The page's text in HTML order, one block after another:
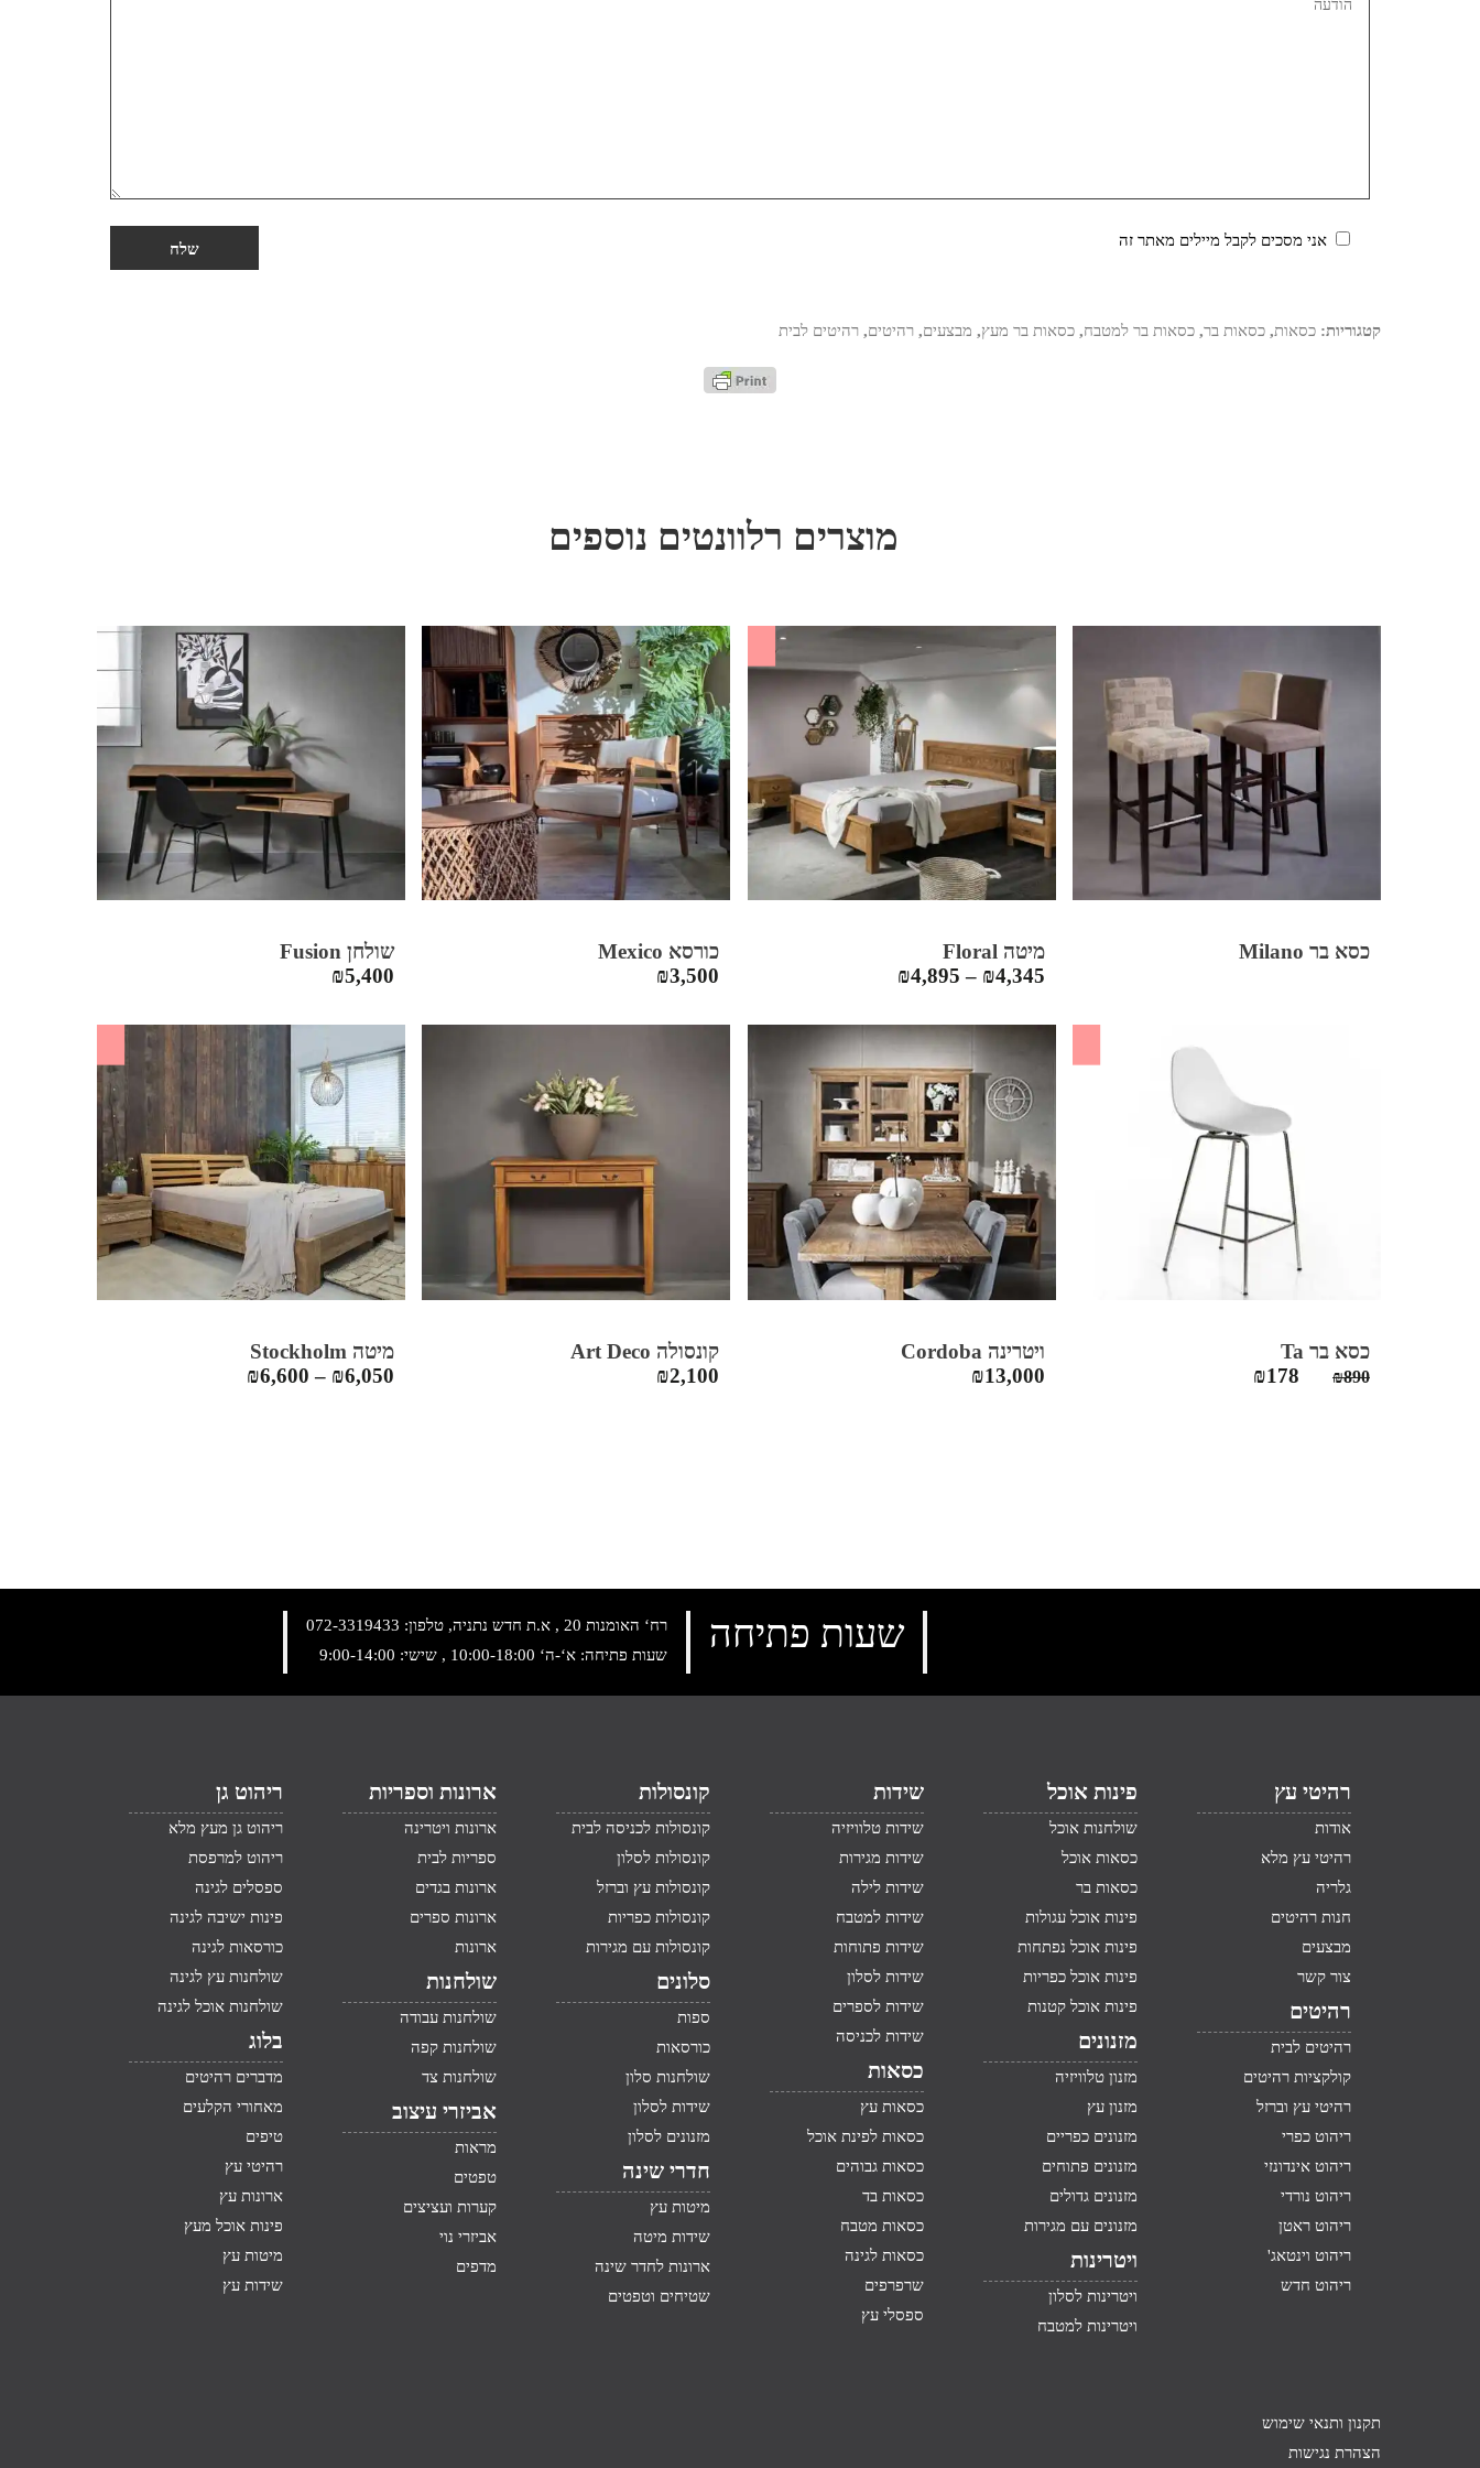
אני מסכים לקבל מיילים מאתר זה
קטגוריות: כסאות, כסאות בר, כסאות בר למטבח, כסאות בר מעץ, מבצעים, רהיטים, רהיטים לבית
מוצרים רלוונטים נוספים
כסא בר Milano
SALE
מיטה Floral
₪4,345
–
₪4,895
כורסא Mexico
₪3,500
שולחן Fusion
₪5,400
כסא בר Ta
₪890
המחיר
₪178
ויטרינה Cordoba
₪13,000
קונסולה Art Deco
₪2,100
מיטה Stockholm
₪6,050
–
₪6,600
רח‘ האומנות 20 , א.ת חדש נתניה, טלפון:
072-3319433
שעות פתיחה: א‘-ה‘ 10:00-18:00 , שישי: 9:00-14:00
שעות פתיחה
רהיטי עץ
אודות
רהיטי עץ מלא
גלריה
חנות רהיטים
מבצעים
צור קשר
רהיטים
רהיטים לבית
קולקציות רהיטים
רהיטי עץ וברזל
ריהוט כפרי
ריהוט אינדונזי
ריהוט נורדי
ריהוט ראטן
ריהוט וינטאג'
ריהוט חדש
פינות אוכל
שולחנות אוכל
כסאות אוכל
כסאות בר
פינות אוכל עגולות
פינות אוכל נפתחות
פינות אוכל כפריות
פינות אוכל קטנות
מזנונים
מזנון טלוויזיה
מזנון עץ
מזנונים כפריים
מזנונים פתוחים
מזנונים גדולים
מזנונים עם מגירות
ויטרינות
ויטרינות לסלון
ויטרינות למטבח
שידות
שידות טלוויזיה
שידות מגירות
שידות לילה
שידות למטבח
שידות פתוחות
שידות לסלון
שידות לספרים
שידות לכניסה
כסאות
כסאות עץ
כסאות לפינת אוכל
כסאות גבוהים
כסאות בד
כסאות מטבח
כסאות לגינה
שרפרפים
ספסלי עץ
קונסולות
קונסולות לכניסה לבית
קונסולות לסלון
קונסולות עץ וברזל
קונסולות כפריות
קונסולות עם מגירות
סלונים
ספות
כורסאות
שולחנות סלון
שידות לסלון
מזנונים לסלון
חדרי שינה
מיטות עץ
שידות מיטה
ארונות לחדר שינה
שטיחים וטפטים
ארונות וספריות
ארונות ויטרינה
ספריות לבית
ארונות בגדים
ארונות ספרים
ארונות
שולחנות
שולחנות עבודה
שולחנות קפה
שולחנות צד
אביזרי עיצוב
מראות
טפטים
קערות ועציצים
אביזרי נוי
מדפים
ריהוט גן
ריהוט גן מעץ מלא
ריהוט למרפסת
ספסלים לגינה
פינות ישיבה לגינה
כורסאות לגינה
שולחנות עץ לגינה
שולחנות אוכל לגינה
בלוג
מדברים רהיטים
מאחורי הקלעים
טיפים
רהיטי עץ
ארונות עץ
פינות אוכל מעץ
מיטות עץ
שידות עץ
תקנון ותנאי שימוש
הצהרת נגישות